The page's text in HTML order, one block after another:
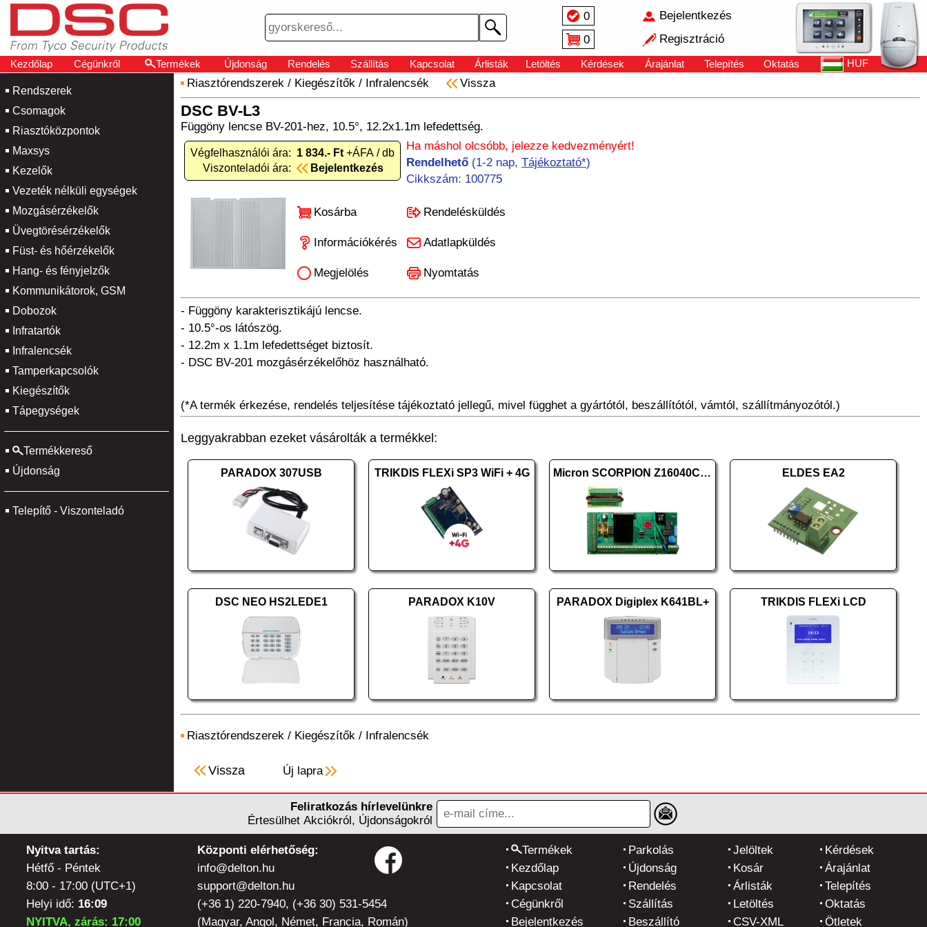
0
0
Bejelentkezés
Regisztráció
Kezdőlap Cégünkről Termékek Újdonság Rendelés Szállítás Kapcsolat Árlisták Letöltés Kérdések Árajánlat Telepítés Oktatás HUF
Rendszerek
Csomagok
Riasztóközpontok
Maxsys
Kezelők
Vezeték nélküli egységek
Mozgásérzékelők
Üvegtörésérzékelők
Füst- és hőérzékelők
Hang- és fényjelzők
Kommunikátorok, GSM
Dobozok
Infratartók
Infralencsék
Tamperkapcsolók
Kiegészítők
Tápegységek
Termékkereső
Újdonság
Telepítő - Viszonteladó
Riasztórendszerek / Kiegészítők / Infralencsék Vissza
DSC BV-L3
Függöny lencse BV-201-hez, 10.5°, 12.2x1.1m lefedettség.
Végfelhasználói ára: 1 834.- Ft +ÁFA / db
Viszonteladói ára:
Bejelentkezés
Ha máshol olcsóbb, jelezze kedvezményért!
Rendelhető (1-2 nap, Tájékoztató*)
Cikkszám: 100775
Kosárba Rendelésküldés
Információkérés Adatlapküldés
Megjelölés Nyomtatás
- Függöny karakterisztikájú lencse.
- 10.5°-os látószög.
- 12.2m x 1.1m lefedettséget biztosít.
- DSC BV-201 mozgásérzékelőhöz használható.
(*A termék érkezése, rendelés teljesítése tájékoztató jellegű, mivel függhet a gyártótól, beszállítótól, vámtól, szállítmányozótól.)
Leggyakrabban ezeket vásárolták a termékkel:
PARADOX 307USB TRIKDIS FLEXi SP3 WiFi + 4G Micron SCORPION Z16040C panel ELDES EA2
DSC NEO HS2LEDE1 PARADOX K10V PARADOX Digiplex K641BL+ TRIKDIS FLEXi LCD
Riasztórendszerek / Kiegészítők / Infralencsék
Vissza Új lapra
Feliratkozás hírlevelünkre
Értesülhet Akciókról, Újdonságokról
Nyitva tartás:
Hétfő - Péntek
8:00 - 17:00 (UTC+1)
Helyi idő: 16:09
NYITVA, zárás: 17:00
Központi elérhetőség:
info@delton.hu
support@delton.hu
(+36 1) 220-7940, (+36 30) 531-5454
(Magyar, Angol, Német, Francia, Román)
Termékek
Kezdőlap
Kapcsolat
Cégünkről
Bejelentkezés
Parkolás
Újdonság
Rendelés
Szállítás
Beszállító
Jelöltek
Kosár
Árlisták
Letöltés
CSV-XML
Kérdések
Árajánlat
Telepítés
Oktatás
Ötletek